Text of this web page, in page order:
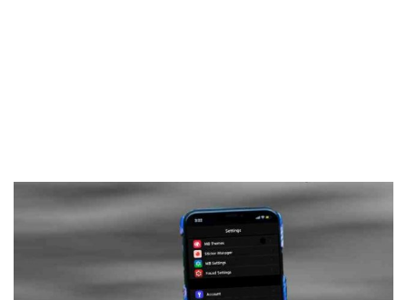
Frankenstein45.Com